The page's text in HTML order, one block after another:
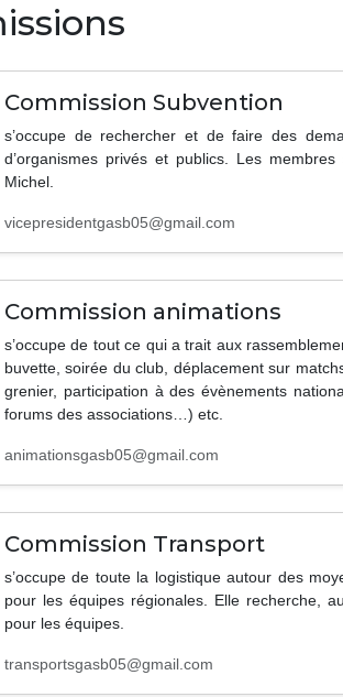
Commission Subvention
s’occupe de rechercher et de faire des
d’organismes privés et publics. Les
Michel.
vicepresidentgasb05@gmail.com
Commission animations
s’occupe de tout ce qui a trait aux
buvette, soirée du club, déplacement sur
grenier, participation à des évènements
forums des associations…) etc.
animationsgasb05@gmail.com
Commission Transport
s’occupe de toute la logistique autour des
pour les équipes régionales. Elle recherche,
pour les équipes.
transportsgasb05@gmail.com